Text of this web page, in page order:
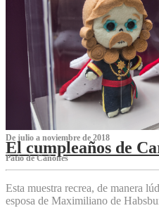
De julio a noviembre de 2018
El cumpleaños de
Patio de Cañones
Esta muestra recrea, de manera
esposa de Maximiliano de